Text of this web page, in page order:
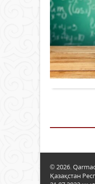
© 2026.
Қазақстан